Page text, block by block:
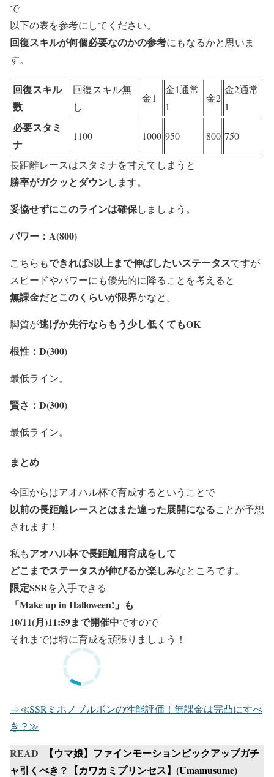
で
以下の表を参考にしてください。
回復スキルが何個必要なのかの参考にもなるかと思いま
す。
回復スキル
数
回復スキル無
し
金1
金1通常
1
金2
金2通常
1
必要スタミ
ナ
1100 1000 950 800 750
長距離レースはスタミナを甘えてしまうと
勝率がガクッとダウンします。
妥協せずにこのラインは確保しましょう。
パワー：A(800)
こちらもできればS以上まで伸ばしたいステータスですが
スピードやパワーにも優先的に降ることを考えると
無課金だとこのくらいが限界かなと。
脚質が逃げか先行ならもう少し低くてもOK
根性：D(300)
最低ライン。
賢さ：D(300)
最低ライン。
まとめ
今回からはアオハル杯で育成するということで
以前の長距離レースとはまた違った展開になることが予想
されます！
私もアオハル杯で長距離用育成をして
どこまでステータスが伸びるか楽しみなところです。
限定SSRを入手できる
「Make up in Halloween!」も
10/11(月)11:59まで開催中ですので
それまでは特に育成を頑張りましょう！
⇒≪SSRミホノブルボンの性能評価！無課金は完凸にすべ
き？≫
READ
【ウマ娘】ファインモーションピックアップガチ
ャ引くべき？【カワカミプリンセス】(Umamusume)